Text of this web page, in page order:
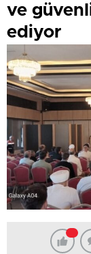
ve
ediyor